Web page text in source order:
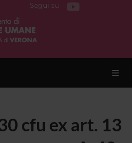
Segui su
cfu ex art. 13